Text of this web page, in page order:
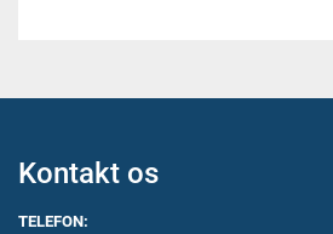
Kontakt os
TELEFON: